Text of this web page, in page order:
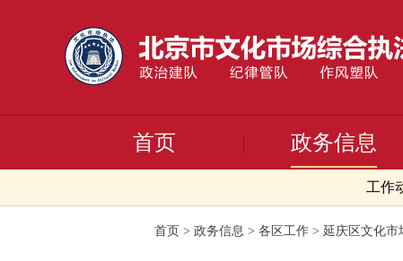
首页 政务信息
工作
首页 > 政务信息 > 各区工作 > 延庆区文化市